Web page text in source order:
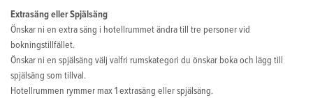
Extrasäng eller Spjälsäng
Önskar ni en extra säng i hotellrummet ändra till tre personer vid
bokningstillfället.
Önskar ni en spjälsäng välj valfri rumskategori du önskar boka och lägg till
spjälsäng som tillval.
Hotellrummen rymmer max 1 extrasäng eller spjälsäng.